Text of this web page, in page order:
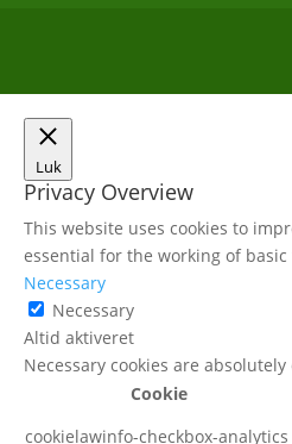
Luk
Privacy Overview
This website uses cookies to
essential for the working of
Necessary
Necessary
Altid aktiveret
Necessary cookies are
Cookie
cookielawinfo-checkbox-analytics